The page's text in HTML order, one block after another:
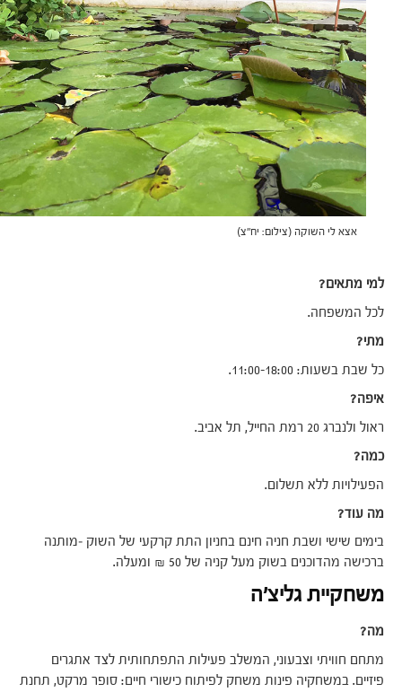
אצא לי השוקה (צילום: יח"צ)
למי מתאים?
לכל המשפחה.
מתי?
כל שבת בשעות: 11:00-18:00.
איפה?
ראול ולנברג 20 רמת החייל, תל אביב.
כמה?
הפעילויות ללא תשלום.
מה עוד?
בימים שישי ושבת חניה חינם בחניון התת קרקעי של השוק –מותנה
ברכישה מהדוכנים בשוק מעל קניה של 50 ₪ ומעלה.
משחקיית גליצ'ה
מה?
מתחם חוויתי וצבעוני, המשלב פעילות התפתחותית לצד אתגרים
פיזיים. במשחקיה פינות משחק לפיתוח כישורי חיים: סופר מרקט, תחנת